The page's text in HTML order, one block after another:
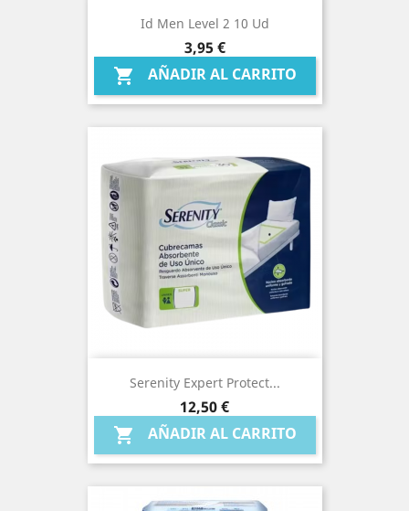
Id Men Level 2 10 Ud
Precio
3,95 €
 AÑADIR AL CARRITO
Serenity Expert Protect...
Precio
12,50 €
 AÑADIR AL CARRITO